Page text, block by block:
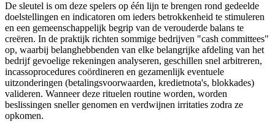
De sleutel is om deze spelers op één lijn te brengen rond gedeelde
doelstellingen en indicatoren om ieders betrokkenheid te stimuleren
en een gemeenschappelijk begrip van de verouderde balans te
creëren. In de praktijk richten sommige bedrijven "cash committees"
op, waarbij belanghebbenden van elke belangrijke afdeling van het
bedrijf gevoelige rekeningen analyseren, geschillen snel arbitreren,
incassoprocedures coördineren en gezamenlijk eventuele
uitzonderingen (betalingsvoorwaarden, kredietnota's, blokkades)
valideren. Wanneer deze rituelen routine worden, worden
beslissingen sneller genomen en verdwijnen irritaties zodra ze
opkomen.